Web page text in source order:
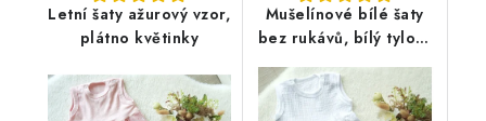
Letní šaty ažurový vzor,
plátno květinky
Mušelínové bílé šaty
bez rukávů, bílý tylový
květ